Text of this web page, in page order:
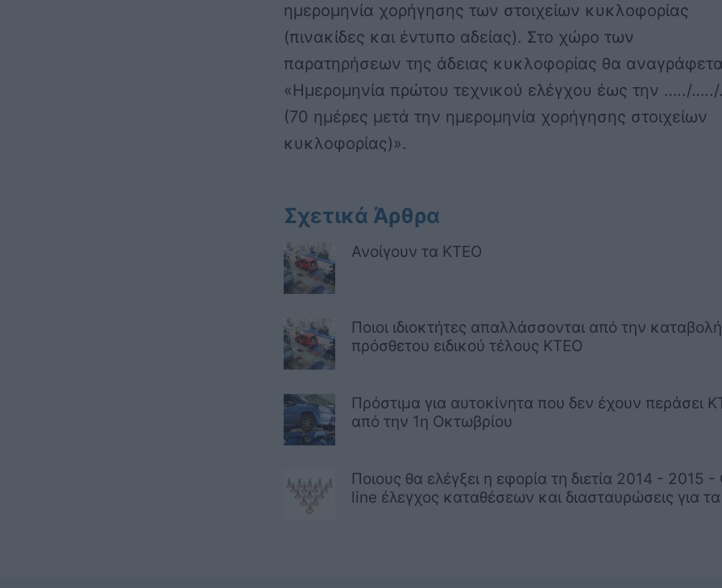
ημερομηνία χορήγησης των στοιχείων κυκλοφορίας
(πινακίδες και έντυπο αδείας). Στο χώρο των
παρατηρήσεων της άδειας κυκλοφορίας θα
«Ημερομηνία πρώτου τεχνικού ελέγχου έως την …../
(70 ημέρες μετά την ημερομηνία χορήγησης στοιχείων
κυκλοφορίας)».
Σχετικά Άρθρα
Ανοίγουν τα ΚΤΕΟ
Ποιοι ιδιοκτήτες απαλλάσσονται από την καταβολή
πρόσθετου ειδικού τέλους ΚΤΕΟ
Πρόστιμα για αυτοκίνητα που δεν έχουν περάσει
από την 1η Οκτωβρίου
Ποιους θα ελέγξει η εφορία τη διετία 2014 - 2015 -
line έλεγχος καταθέσεων και διασταυρώσεις για τα